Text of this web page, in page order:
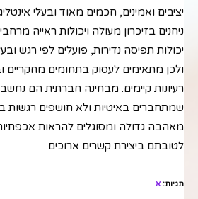
יציבים ואמינים, חכמים מאוד ובעלי
ניחנים בזיכרון מעולה ויכולות ראייה
יכולות תפיסה נדירות, פועלים לפי רגש
ולכן מתאימים לעסוק בתחומים מחקריים
רעיונות קיימים. מבחינה חברתית הם
שמתחברים באיטיות ולא חושפים רגשות
מאהבה גדולה ומסוגלים להראות
לטובתם ביצירת קשרים ארוכים.
תגיות: א